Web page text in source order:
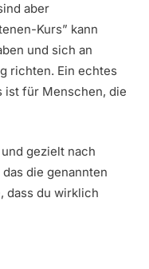
aber
Kurs” kann
und sich an
richten. Ein echtes
ist für Menschen, die
gezielt nach
die genannten
dass du wirklich